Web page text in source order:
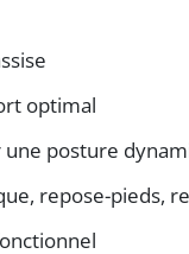
optimal
une posture
repose-pieds,